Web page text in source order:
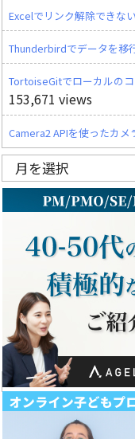
Excelでリンク解除できな
Thunderbirdでデータを移
TortoiseGitでローカルの
153,671 views
Camera2 APIを使ったカ
月を選択